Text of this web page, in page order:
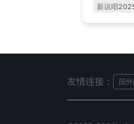
新说唱
友情连接： 国